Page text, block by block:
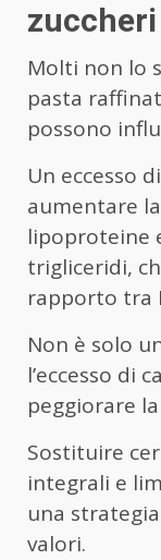
Molti non lo
pasta
possono
Un eccesso
aumentare
lipoproteine
trigliceridi,
rapporto tra
Non è solo
l’eccesso di
peggiorare
Sostituire
integrali e
una
valori.